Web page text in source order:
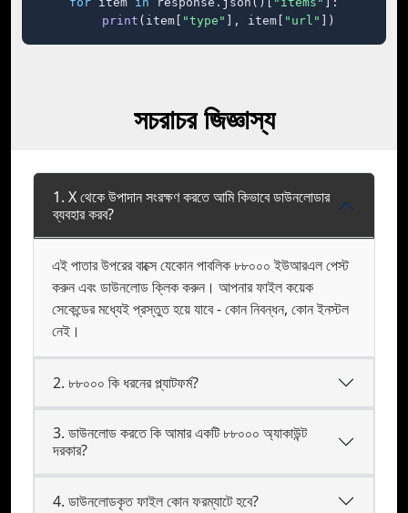
print (item[ "type" ], item[ "url" ])
সচরাচর জিজ্ঞাস্য
1. X থেকে উপাদান সংরক্ষণ করতে আমি কিভাবে ডাউনলোডার
ব্যবহার করব?
এই পাতার উপরের বাক্সে যেকোন পাবলিক ৮৮০০০ ইউআরএল পেস্ট
করুন এবং ডাউনলোড ক্লিক করুন। আপনার ফাইল কয়েক
সেকেন্ডের মধ্যেই প্রস্তুত হয়ে যাবে - কোন নিবন্ধন, কোন ইনস্টল
নেই।
2. ৮৮০০০ কি ধরনের প্ল্যাটফর্ম?
3. ডাউনলোড করতে কি আমার একটি ৮৮০০০ অ্যাকাউন্ট
দরকার?
4. ডাউনলোডকৃত ফাইল কোন ফরম্যাটে হবে?